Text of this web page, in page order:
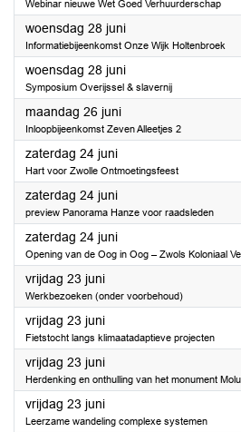
Webinar nieuwe Wet Goed Verhuurderschap
woensdag 28 juni2023
Informatiebijeenkomst Onze Wijk Holtenbroek
woensdag 28 juni2023
Symposium Overijssel & slavernij
maandag 26 juni2023
Inloopbijeenkomst Zeven Alleetjes 2
zaterdag 24 juni2023
Hart voor Zwolle Ontmoetingsfeest
zaterdag 24 juni2023
preview Panorama Hanze voor raadsleden
zaterdag 24 juni2023
Opening van de Oog in Oog – Zwols Koloniaal
vrijdag 23 juni2023
Werkbezoeken (onder voorbehoud)
vrijdag 23 juni2023
Fietstocht langs klimaatadaptieve projecten
vrijdag 23 juni2023
Herdenking en onthulling van het monument
vrijdag 23 juni2023
Leerzame wandeling complexe systemen